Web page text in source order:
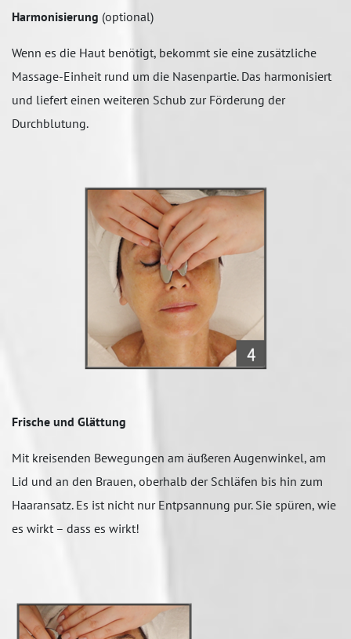
Harmonisierung (optional)
Wenn es die Haut benötigt, bekommt sie eine zusätzliche
Massage-Einheit rund um die Nasenpartie. Das harmonisiert
und liefert einen weiteren Schub zur Förderung der
Durchblutung.
Frische und Glättung
Mit kreisenden Bewegungen am äußeren Augenwinkel, am
Lid und an den Brauen, oberhalb der Schläfen bis hin zum
Haaransatz. Es ist nicht nur Entpsannung pur. Sie spüren, wie
es wirkt – dass es wirkt!